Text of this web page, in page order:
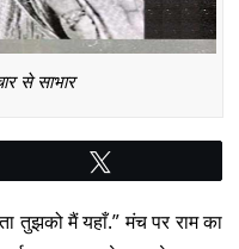
से साभार
तुझको मैं यहाँ.” मंच पर राम का